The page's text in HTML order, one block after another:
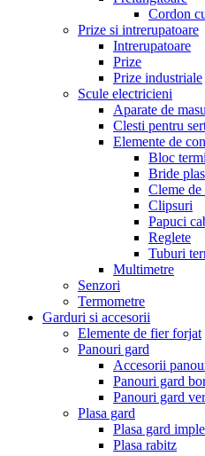
Cordon
Prize si intrerupatoare
Intrerupatoare
Prize
Prize industriale
Scule electricieni
Aparate de
Clesti pentru
Elemente de
Bloc
Bride
Cleme de
Clipsuri
Papuci
Reglete
Tuburi
Multimetre
Senzori
Termometre
Garduri si accesorii
Elemente de fier forjat
Panouri gard
Accesorii
Panouri gard
Panouri gard
Plasa gard
Plasa gard
Plasa rabitz